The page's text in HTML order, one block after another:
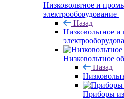
Низковольтное и
электрооборудование
Назад
Низковольтное
Низковольтное
Назад
Приборы